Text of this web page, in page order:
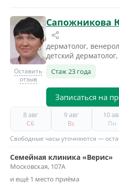
Оставить
отзыв
Сапожникова
дерматолог,
детский
Стаж 23 года
Записаться на
8 авг
Сб
9 авг
Вс
10
Пн
Свободные часы уточняются —
Семейная клиника «Верис»
Московская, 107А
и ещё 1 место приёма